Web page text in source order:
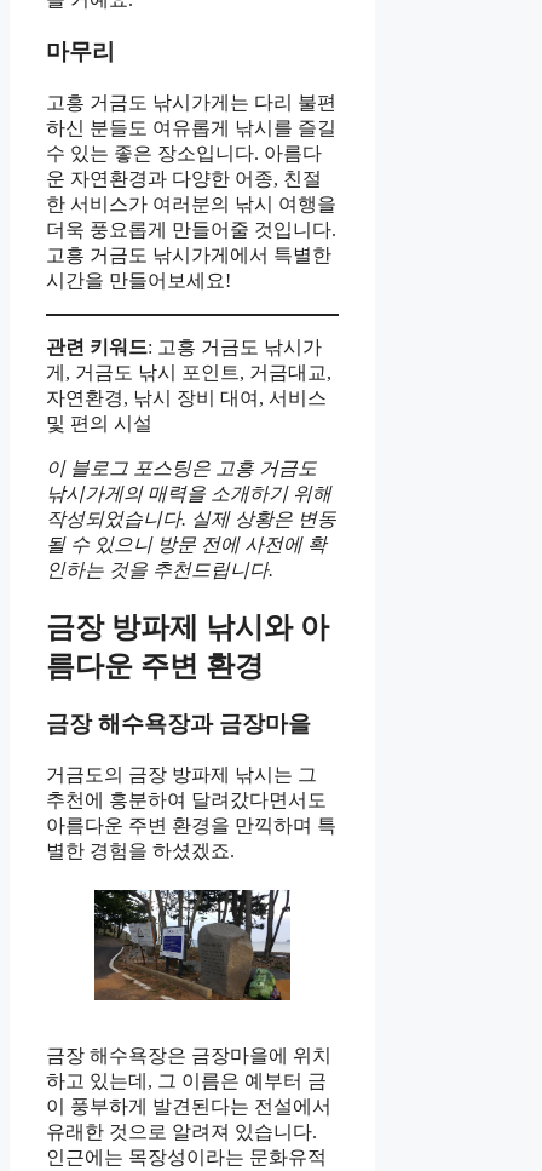
마무리
고흥 거금도 낚시가게는 다리 불편
하신 분들도 여유롭게 낚시를 즐길
수 있는 좋은 장소입니다. 아름다
운 자연환경과 다양한 어종, 친절
한 서비스가 여러분의 낚시 여행을
더욱 풍요롭게 만들어줄 것입니다.
고흥 거금도 낚시가게에서 특별한
시간을 만들어보세요!
관련 키워드: 고흥 거금도 낚시가
게, 거금도 낚시 포인트, 거금대교,
자연환경, 낚시 장비 대여, 서비스
및 편의 시설
이 블로그 포스팅은 고흥 거금도
낚시가게의 매력을 소개하기 위해
작성되었습니다. 실제 상황은 변동
될 수 있으니 방문 전에 사전에 확
인하는 것을 추천드립니다.
금장 방파제 낚시와 아
름다운 주변 환경
금장 해수욕장과 금장마을
거금도의 금장 방파제 낚시는 그
추천에 흥분하여 달려갔다면서도
아름다운 주변 환경을 만끽하며 특
별한 경험을 하셨겠죠.
금장 해수욕장은 금장마을에 위치
하고 있는데, 그 이름은 예부터 금
이 풍부하게 발견된다는 전설에서
유래한 것으로 알려져 있습니다.
인근에는 목장성이라는 문화유적